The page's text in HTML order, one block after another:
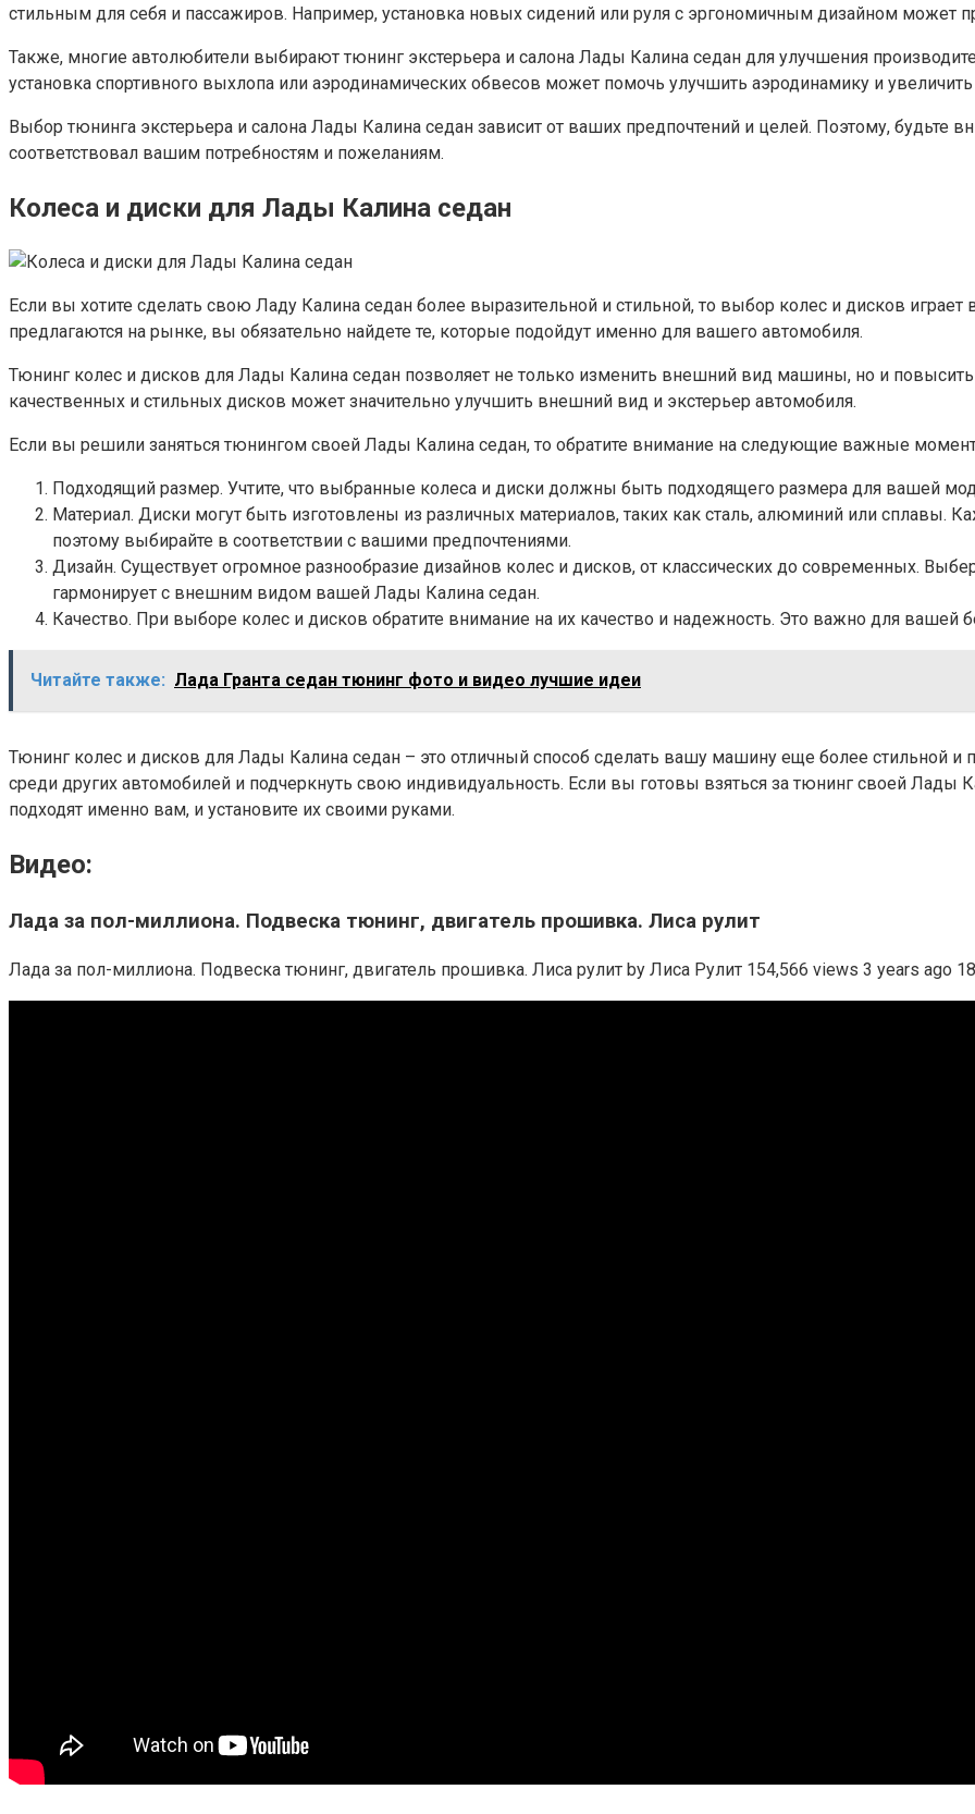
стильным для себя и пассажиров. Например, установка новых сидений или руля с эргономичным дизайном может
Также, многие автолюбители выбирают тюнинг экстерьера и салона Лады Калина седан для улучшения
установка спортивного выхлопа или аэродинамических обвесов может помочь улучшить аэродинамику и
Выбор тюнинга экстерьера и салона Лады Калина седан зависит от ваших предпочтений и целей. Поэтому, будьте
соответствовал вашим потребностям и пожеланиям.
Колеса и диски для Лады Калина седан
Если вы хотите сделать свою Ладу Калина седан более выразительной и стильной, то выбор колес и дисков
предлагаются на рынке, вы обязательно найдете те, которые подойдут именно для вашего автомобиля.
Тюнинг колес и дисков для Лады Калина седан позволяет не только изменить внешний вид машины, но и повысить
качественных и стильных дисков может значительно улучшить внешний вид и экстерьер автомобиля.
Если вы решили заняться тюнингом своей Лады Калина седан, то обратите внимание на следующие важные
Подходящий размер. Учтите, что выбранные колеса и диски должны быть подходящего размера для вашей
Материал. Диски могут быть изготовлены из различных материалов, таких как сталь, алюминий или сплавы.
поэтому выбирайте в соответствии с вашими предпочтениями.
Дизайн. Существует огромное разнообразие дизайнов колес и дисков, от классических до современных.
гармонирует с внешним видом вашей Лады Калина седан.
Качество. При выборе колес и дисков обратите внимание на их качество и надежность. Это важно для вашей
Читайте также: Лада Гранта седан тюнинг фото и видео лучшие идеи
Тюнинг колес и дисков для Лады Калина седан – это отличный способ сделать вашу машину еще более стильной и
среди других автомобилей и подчеркнуть свою индивидуальность. Если вы готовы взяться за тюнинг своей Лады
подходят именно вам, и установите их своими руками.
Видео:
Лада за пол-миллиона. Подвеска тюнинг, двигатель прошивка. Лиса рулит
Лада за пол-миллиона. Подвеска тюнинг, двигатель прошивка. Лиса рулит by Лиса Рулит 154,566 views 3 years ago